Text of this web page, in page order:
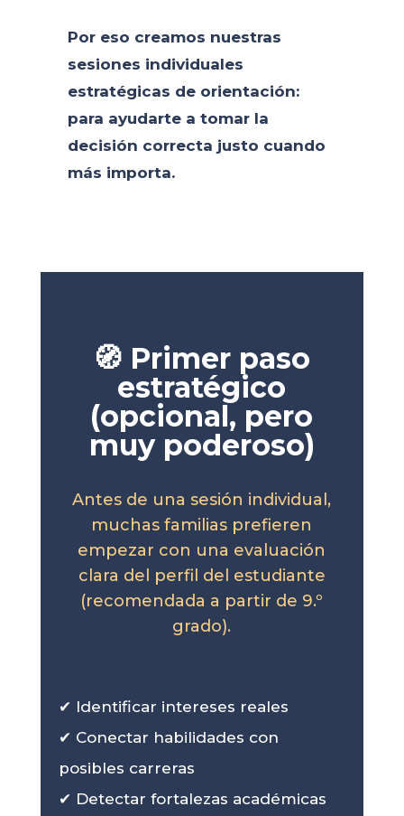
Por eso creamos nuestras
sesiones individuales
estratégicas de orientación:
para ayudarte a tomar la
decisión correcta justo cuando
más importa.
🧭 Primer paso
estratégico
(opcional, pero
muy poderoso)
Antes de una sesión individual,
muchas familias prefieren
empezar con una evaluación
clara del perfil del estudiante
(recomendada a partir de 9.º
grado).
✔ Identificar intereses reales
✔ Conectar habilidades con
posibles carreras
✔ Detectar fortalezas académicas